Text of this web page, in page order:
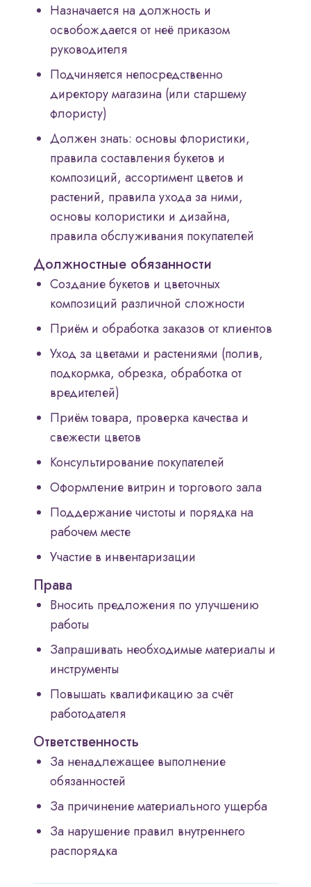
Назначается на должность и
освобождается от неё приказом
руководителя
Подчиняется непосредственно
директору магазина (или старшему
флористу)
Должен знать: основы флористики,
правила составления букетов и
композиций, ассортимент цветов и
растений, правила ухода за ними,
основы колористики и дизайна,
правила обслуживания покупателей
Должностные обязанности
Создание букетов и цветочных
композиций различной сложности
Приём и обработка заказов от клиентов
Уход за цветами и растениями (полив,
подкормка, обрезка, обработка от
вредителей)
Приём товара, проверка качества и
свежести цветов
Консультирование покупателей
Оформление витрин и торгового зала
Поддержание чистоты и порядка на
рабочем месте
Участие в инвентаризации
Права
Вносить предложения по улучшению
работы
Запрашивать необходимые материалы и
инструменты
Повышать квалификацию за счёт
работодателя
Ответственность
За ненадлежащее выполнение
обязанностей
За причинение материального ущерба
За нарушение правил внутреннего
распорядка